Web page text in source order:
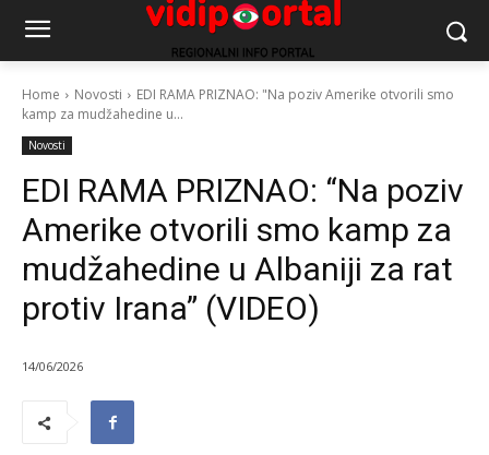
Home Novosti
EDI RAMA PRIZNAO: "Na poziv Amerike otvorili smo
kamp za mudžahedine u...
Novosti
EDI RAMA PRIZNAO: “Na poziv
Amerike otvorili smo kamp za
mudžahedine u Albaniji za rat
protiv Irana” (VIDEO)
14/06/2026